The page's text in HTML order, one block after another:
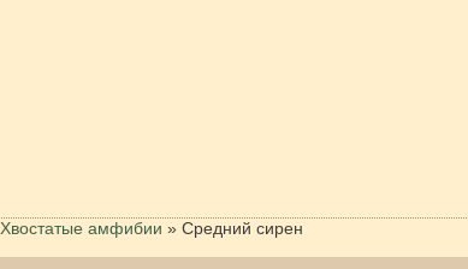
Хвостатые амфибии » Cредний сирен